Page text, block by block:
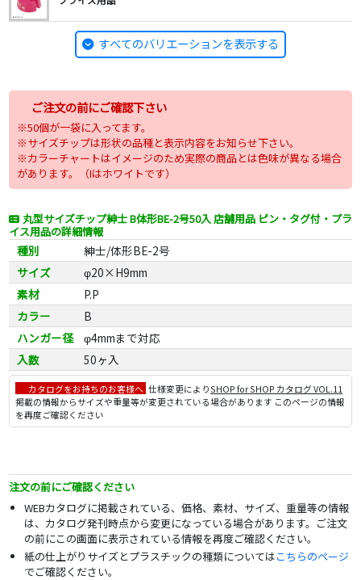
すべてのバリエーションを表示する
ご注文の前にご確認下さい
※50個が一袋に入ってます。
※サイズチップは形状の品種と表示内容をお知らせ下さい。
※カラーチャートはイメージのため実際の商品とは色味が異なる場合
があります。（Iはホワイトです）
丸型サイズチップ紳士 B体形BE-2号50入 店舗用品 ピン・タグ付・プラ
イス用品の詳細情報
種別
紳士/体形BE-2号
サイズ
φ20×H9mm
素材
P.P
カラー
B
ハンガー径
φ4mmまで対応
入数
50ヶ入
カタログをお持ちのお客様へ 仕様変更によりSHOP for SHOP カタログ VOL.11
掲載の情報からサイズや重量等が変更されている場合があります このページの情報
を再度ご確認ください
注文の前にご確認ください
WEBカタログに掲載されている、価格、素材、サイズ、重量等の情報
は、カタログ発刊時点から変更になっている場合があります。ご注文
の前にこの画面に表示されている情報を再度ご確認ください。
紙の仕上がりサイズとプラスチックの種類についてはこちらのページ
でご確認ください。